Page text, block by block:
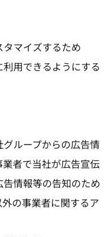
マイズするため
用できるようにする
ループからの広告情
者で当社が広告宣伝
情報等の告知のため
の事業者に関するア